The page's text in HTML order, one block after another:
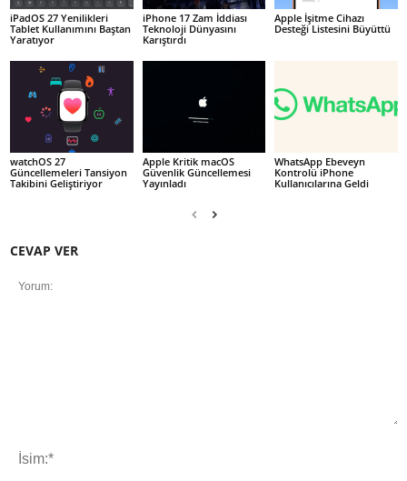
iPadOS 27 Yenilikleri
Tablet Kullanımını Baştan
Yaratıyor
iPhone 17 Zam İddiası
Teknoloji Dünyasını
Karıştırdı
Apple İşitme Cihazı
Desteği Listesini Büyüttü
watchOS 27
Güncellemeleri Tansiyon
Takibini Geliştiriyor
Apple Kritik macOS
Güvenlik Güncellemesi
Yayınladı
WhatsApp Ebeveyn
Kontrolü iPhone
Kullanıcılarına Geldi
CEVAP VER